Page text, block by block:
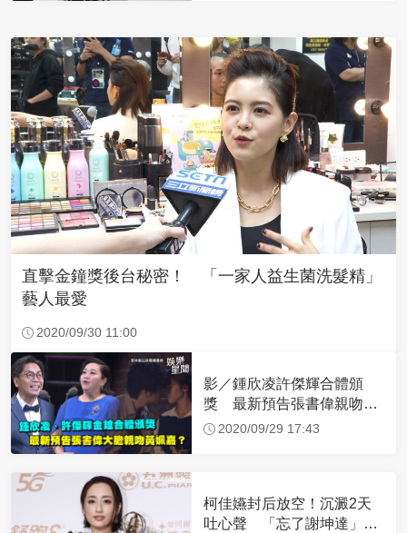
直擊金鐘獎後台秘密！ 「一家人益生菌洗髮精」
藝人最愛
2020/09/30 11:00
影／鍾欣凌許傑輝合體頒
獎 最新預告張書偉親吻黃
姵嘉？
2020/09/29 17:43
柯佳嬿封后放空！沉澱2天
吐心聲 「忘了謝坤達」原